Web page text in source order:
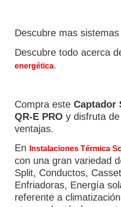
Descubre mas
Descubre todo acerca
energética.
Compra este Captador
QR-E PRO y disfruta
ventajas.
En
Instalaciones Térmica
con una gran variedad
Split, Conductos,
Enfriadoras, Energía
referente a